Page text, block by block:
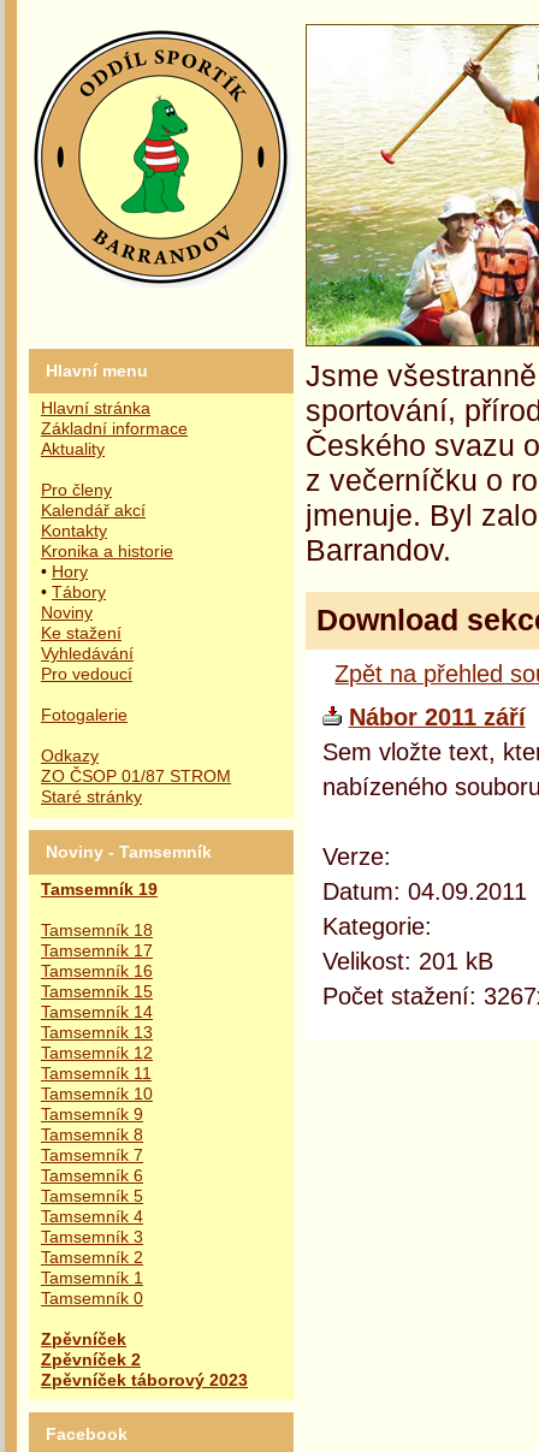
Hlavní menu
Hlavní stránka
Základní informace
Aktuality
Pro členy
Kalendář akcí
Kontakty
Kronika a historie
• Hory
• Tábory
Noviny
Ke stažení
Vyhledávání
Pro vedoucí
Fotogalerie
Odkazy
ZO ČSOP 01/87 STROM
Staré stránky
Noviny - Tamsemník
Tamsemník 19
Tamsemník 18
Tamsemník 17
Tamsemník 16
Tamsemník 15
Tamsemník 14
Tamsemník 13
Tamsemník 12
Tamsemník 11
Tamsemník 10
Tamsemník 9
Tamsemník 8
Tamsemník 7
Tamsemník 6
Tamsemník 5
Tamsemník 4
Tamsemník 3
Tamsemník 2
Tamsemník 1
Tamsemník 0
Zpěvníček
Zpěvníček 2
Zpěvníček táborový 2023
Facebook
Jsme
sportování,
Českého svazu
z večerníčku o
jmenuje. Byl
Barrandov.
Download
Zpět na přehled
Nábor 2011 září
Sem vložte text,
nabízeného
Verze:
Datum: 04.09.2011
Kategorie:
Velikost: 201 kB
Počet stažení: